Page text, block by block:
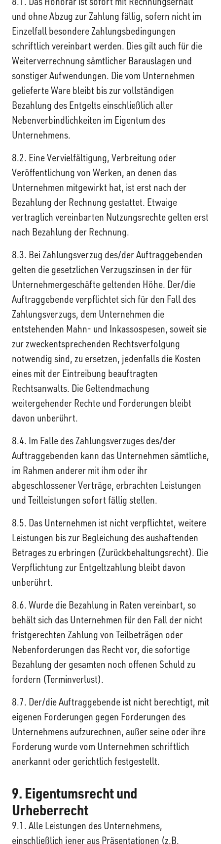
und ohne Abzug zur Zahlung fällig, sofern nicht im
Einzelfall besondere Zahlungsbedingungen
schriftlich vereinbart werden. Dies gilt auch für die
Weiterverrechnung sämtlicher Barauslagen und
sonstiger Aufwendungen. Die vom Unternehmen
gelieferte Ware bleibt bis zur vollständigen
Bezahlung des Entgelts einschließlich aller
Nebenverbindlichkeiten im Eigentum des
Unternehmens.
8.2. Eine Vervielfältigung, Verbreitung oder
Veröffentlichung von Werken, an denen das
Unternehmen mitgewirkt hat, ist erst nach der
Bezahlung der Rechnung gestattet. Etwaige
vertraglich vereinbarten Nutzungsrechte gelten erst
nach Bezahlung der Rechnung.
8.3. Bei Zahlungsverzug des/der Auftraggebenden
gelten die gesetzlichen Verzugszinsen in der für
Unternehmergeschäfte geltenden Höhe. Der/die
Auftraggebende verpflichtet sich für den Fall des
Zahlungsverzugs, dem Unternehmen die
entstehenden Mahn- und Inkassospesen, soweit sie
zur zweckentsprechenden Rechtsverfolgung
notwendig sind, zu ersetzen, jedenfalls die Kosten
eines mit der Eintreibung beauftragten
Rechtsanwalts. Die Geltendmachung
weitergehender Rechte und Forderungen bleibt
davon unberührt.
8.4. Im Falle des Zahlungsverzuges des/der
Auftraggebenden kann das Unternehmen sämtliche,
im Rahmen anderer mit ihm oder ihr
abgeschlossener Verträge, erbrachten Leistungen
und Teilleistungen sofort fällig stellen.
8.5. Das Unternehmen ist nicht verpflichtet, weitere
Leistungen bis zur Begleichung des aushaftenden
Betrages zu erbringen (Zurückbehaltungsrecht). Die
Verpflichtung zur Entgeltzahlung bleibt davon
unberührt.
8.6. Wurde die Bezahlung in Raten vereinbart, so
behält sich das Unternehmen für den Fall der nicht
fristgerechten Zahlung von Teilbeträgen oder
Nebenforderungen das Recht vor, die sofortige
Bezahlung der gesamten noch offenen Schuld zu
fordern (Terminverlust).
8.7. Der/die Auftraggebende ist nicht berechtigt, mit
eigenen Forderungen gegen Forderungen des
Unternehmens aufzurechnen, außer seine oder ihre
Forderung wurde vom Unternehmen schriftlich
anerkannt oder gerichtlich festgestellt.
9. Eigentumsrecht und
Urheberrecht
9.1. Alle Leistungen des Unternehmens,
einschließlich jener aus Präsentationen (z.B.